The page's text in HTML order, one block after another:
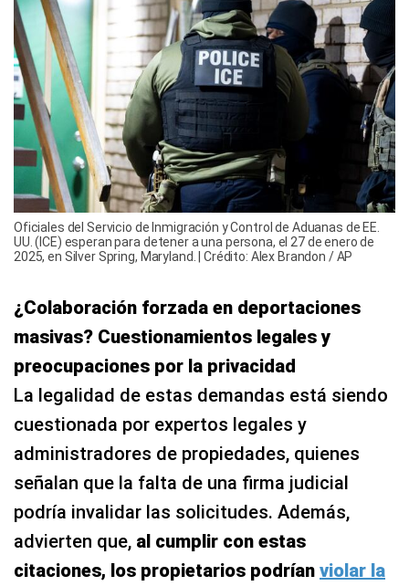
Oficiales del Servicio de Inmigración y Control de Aduanas de EE.
UU. (ICE) esperan para detener a una persona, el 27 de enero de
2025, en Silver Spring, Maryland. | Crédito: Alex Brandon / AP
¿Colaboración forzada en deportaciones
masivas? Cuestionamientos legales y
preocupaciones por la privacidad
La legalidad de estas demandas está siendo
cuestionada por expertos legales y
administradores de propiedades, quienes
señalan que la falta de una firma judicial
podría invalidar las solicitudes. Además,
advierten que, al cumplir con estas
citaciones, los propietarios podrían violar la